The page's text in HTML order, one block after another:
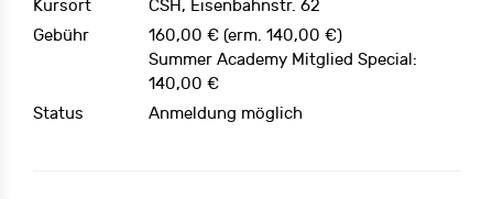
Kursort
CSH, Eisenbahnstr. 62
Gebühr
160,00 € (erm. 140,00 €)
Summer Academy Mitglied Special:
140,00 €
Status
Anmeldung möglich